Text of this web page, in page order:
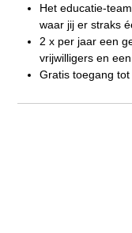
Het educatie-
waar jij er straks
2 x per jaar een
vrijwilligers en
Gratis toegang